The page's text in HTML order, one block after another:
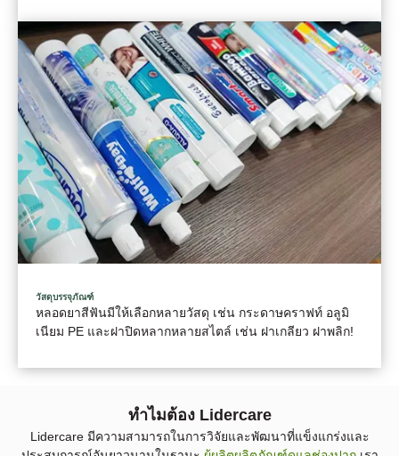
วัสดุบรรจุภัณฑ์
หลอดยาสีฟันมีให้เลือกหลายวัสดุ เช่น กระดาษคราฟท์ อลูมิ
เนียม PE และฝาปิดหลากหลายสไตล์ เช่น ฝาเกลียว ฝาพลิก!
ทําไมต้อง Lidercare
Lidercare มีความสามารถในการวิจัยและพัฒนาที่แข็งแกร่งและ